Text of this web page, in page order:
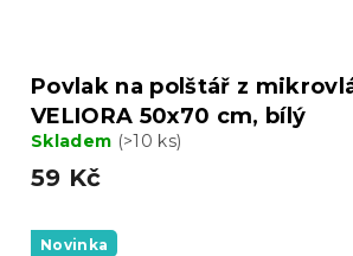
Povlak na polštář z
VELIORA 50x70 cm, bílý
Skladem (>10 ks)
59 Kč
Novinka